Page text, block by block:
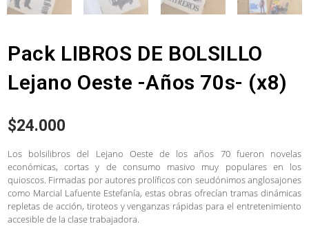
Pack LIBROS DE BOLSILLO
Lejano Oeste -Años 70s- (x8)
$24.000
Los bolsilibros del Lejano Oeste de los años 70 fueron novelas
económicas, cortas y de consumo masivo muy populares en los
quioscos. Firmadas por autores prolíficos con seudónimos anglosajones
como Marcial Lafuente Estefanía, estas obras ofrecían tramas dinámicas
repletas de acción, tiroteos y venganzas rápidas para el entretenimiento
accesible de la clase trabajadora.